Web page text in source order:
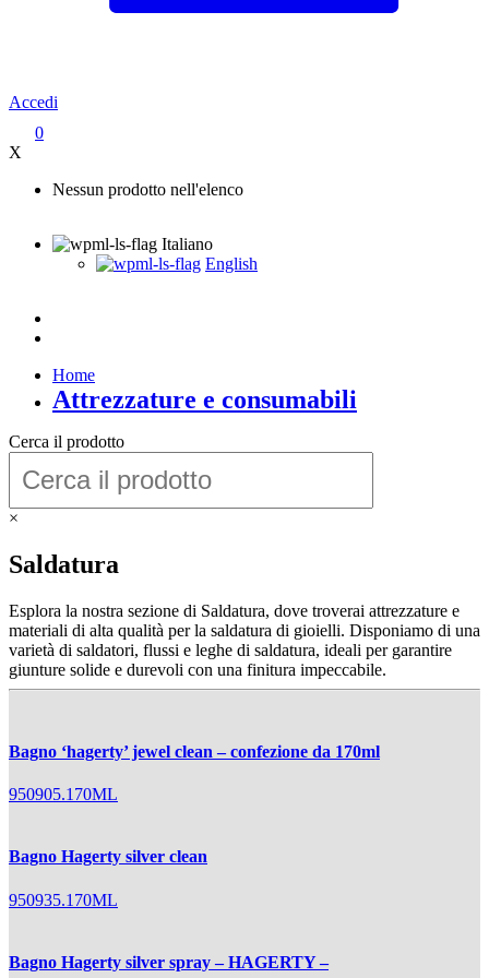
Accedi
0
X
Nessun prodotto nell'elenco
Italiano
English
Home
Attrezzature e consumabili
Cerca il prodotto
×
Saldatura
Esplora la nostra sezione di Saldatura, dove troverai attrezzature e
materiali di alta qualità per la saldatura di gioielli. Disponiamo di una
varietà di saldatori, flussi e leghe di saldatura, ideali per garantire
giunture solide e durevoli con una finitura impeccabile.
Bagno ‘hagerty’ jewel clean – confezione da 170ml
950905.170ML
Bagno Hagerty silver clean
950935.170ML
Bagno Hagerty silver spray – HAGERTY –